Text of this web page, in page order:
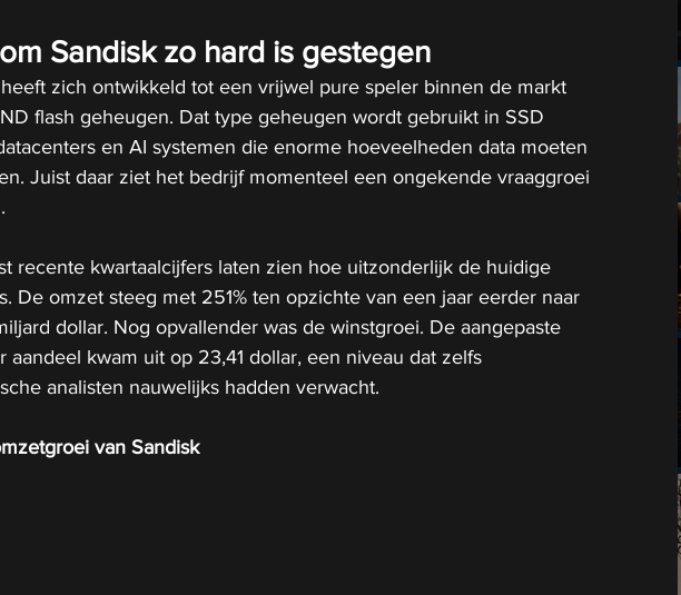
Sandisk zo hard is gestegen
zich ontwikkeld tot een vrijwel pure speler binnen de markt
flash geheugen. Dat type geheugen wordt gebruikt in SSD
en AI systemen die enorme hoeveelheden data moeten
Juist daar ziet het bedrijf momenteel een ongekende vraaggroei
recente kwartaalcijfers laten zien hoe uitzonderlijk de huidige
De omzet steeg met 251% ten opzichte van een jaar eerder naar
dollar. Nog opvallender was de winstgroei. De aangepaste
aandeel kwam uit op 23,41 dollar, een niveau dat zelfs
analisten nauwelijks hadden verwacht.
van Sandisk